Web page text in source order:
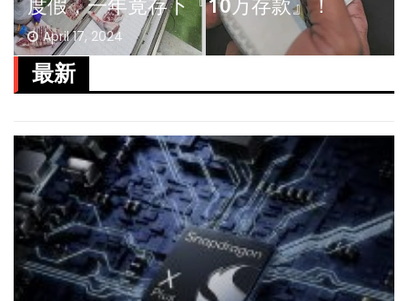
度假，一年竟存下『10万存款』！
April 17, 2024
最新